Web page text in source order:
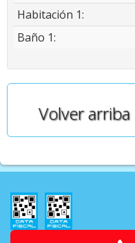
Habitación 1:
Baño 1:
Volver arriba